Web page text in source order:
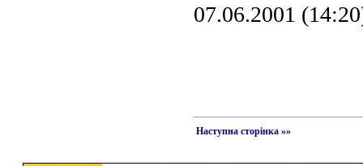
07.06.2001
Наступна сторінка »»